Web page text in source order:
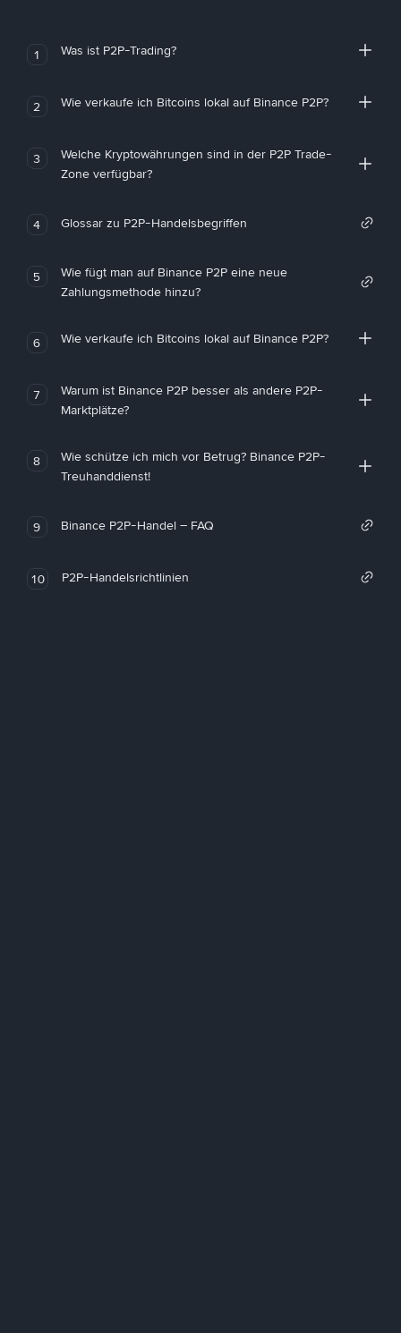
1 Was ist P2P-Trading?
2 Wie verkaufe ich Bitcoins lokal auf Binance P2P?
3
Welche Kryptowährungen sind in der P2P Trade-
Zone verfügbar?
4 Glossar zu P2P-Handelsbegriffen
5
Wie fügt man auf Binance P2P eine neue
Zahlungsmethode hinzu?
6 Wie verkaufe ich Bitcoins lokal auf Binance P2P?
7
Warum ist Binance P2P besser als andere P2P-
Marktplätze?
8
Wie schütze ich mich vor Betrug? Binance P2P-
Treuhanddienst!
9 Binance P2P-Handel – FAQ
10 P2P-Handelsrichtlinien